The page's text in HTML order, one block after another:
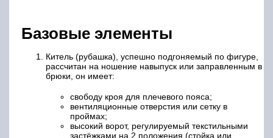
Базовые элементы
Китель (рубашка), успешно подгоняемый по фигуре,
рассчитан на ношение навыпуск или заправленным в
брюки, он имеет:
свободу кроя для плечевого пояса;
вентиляционные отверстия или сетку в
проймах;
высокий ворот, регулируемый текстильными
застёжками на 2 положения (стойка или